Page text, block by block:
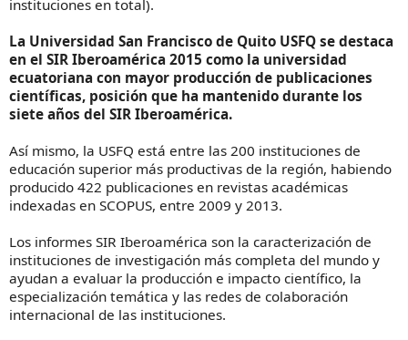
instituciones en total).
La Universidad San Francisco de Quito USFQ se destaca
en el SIR Iberoamérica 2015 como la universidad
ecuatoriana con mayor producción de publicaciones
científicas, posición que ha mantenido durante los
siete años del SIR Iberoamérica.
Así mismo, la USFQ está entre las 200 instituciones de
educación superior más productivas de la región, habiendo
producido 422 publicaciones en revistas académicas
indexadas en SCOPUS, entre 2009 y 2013.
Los informes SIR Iberoamérica son la caracterización de
instituciones de investigación más completa del mundo y
ayudan a evaluar la producción e impacto científico, la
especialización temática y las redes de colaboración
internacional de las instituciones.